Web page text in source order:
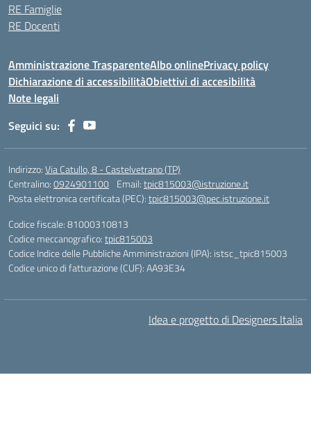
RE Famiglie
RE Docenti
Amministrazione TrasparenteAlbo onlinePrivacy policy
Dichiarazione di accessibilitàObiettivi di accesibilità
Note legali
Seguici su:
Indirizzo:Via Catullo, 8 - Castelvetrano (TP)
Centralino:0924901100 Email:tpic815003@istruzione.it
Posta elettronica certificata (PEC):tpic815003@pec.istruzione.it
Codice fiscale: 81000310813
Codice meccanografico:tpic815003
Codice Indice delle Pubbliche Amministrazioni (IPA): istsc_tpic815003
Codice unico di fatturazione (CUF): AA93E34
Idea e progetto di Designers Italia